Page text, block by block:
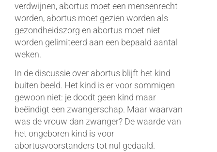
verdwijnen, abortus moet een mensenrecht
worden, abortus moet gezien worden als
gezondheidszorg en abortus moet niet
worden gelimiteerd aan een bepaald aantal
weken.
In de discussie over abortus blijft het kind
buiten beeld. Het kind is er voor sommigen
gewoon niet: je doodt geen kind maar
beëindigt een zwangerschap. Maar waarvan
was de vrouw dan zwanger? De waarde van
het ongeboren kind is voor
abortusvoorstanders tot nul gedaald.